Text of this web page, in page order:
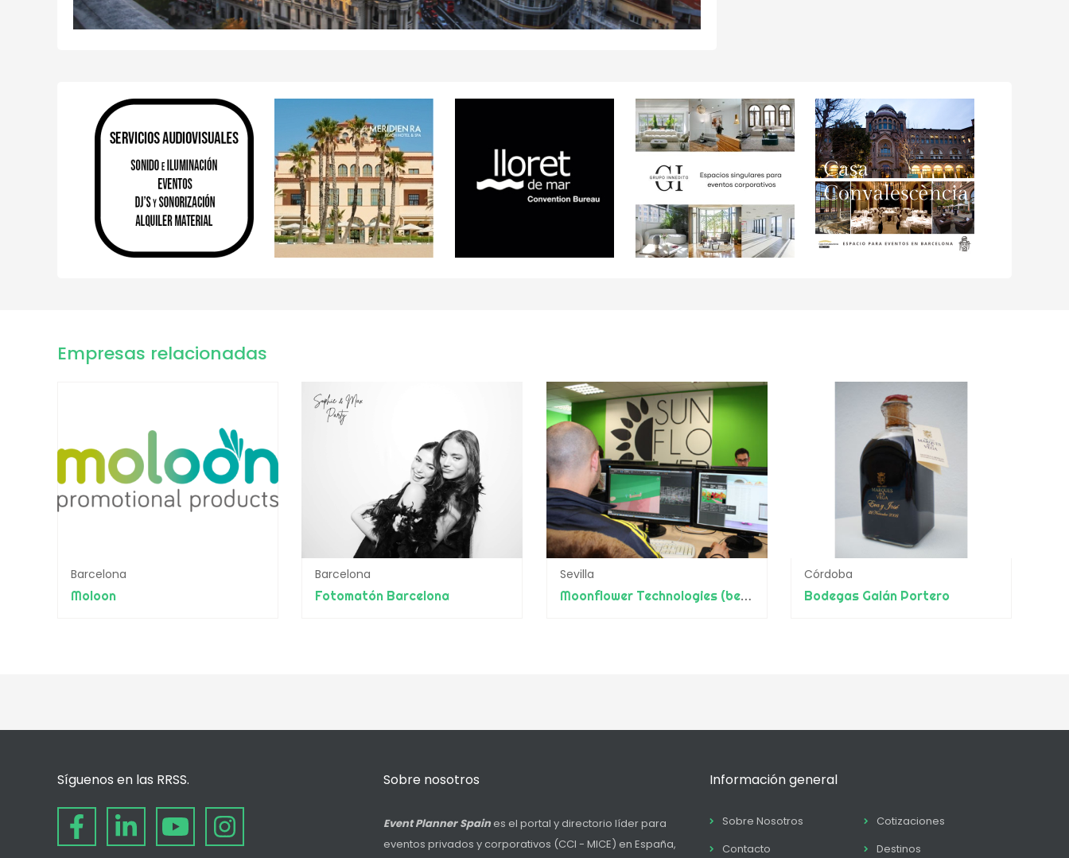
Empresas relacionadas
Barcelona
Moloon
Barcelona
Fotomatón Barcelona
Sevilla
Moonflower Technologies (beon. Worldwide)
Córdoba
Bodegas Galán Portero
Síguenos en las RRSS. Sobre nosotros
Event Planner Spaines el portal y directorio líder para
eventos privados y corporativos (CCI - MICE) en España,
Información general
Sobre Nosotros
Cotizaciones
Contacto
Destinos